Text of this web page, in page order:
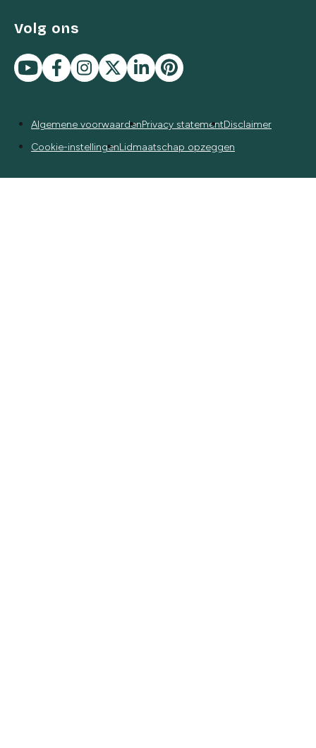
Volg ons
Algemene voorwaardenPrivacy statementDisclaimer
Cookie-instellingenLidmaatschap opzeggen